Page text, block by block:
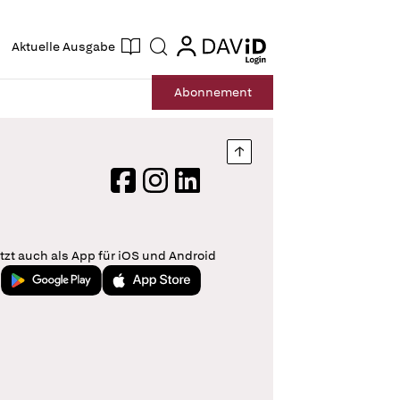
Aktuelle Ausgabe Suche login
login
Abonnement
Nach oben springen
FacebookInstagram
LinkedIn
auch als App für iOS und Android
Jetzt bei Google PlayLaden im App Store